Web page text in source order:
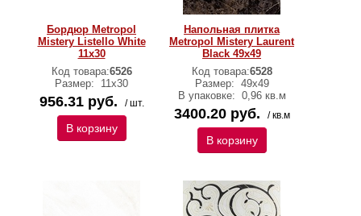
Бордюр Metropol
Mistery Listello White
11x30
Код товара:6526
Размер:
11x30
956.31 руб. / шт.
В корзину
Напольная плитка
Metropol Mistery Laurent
Black 49x49
Код товара:6528
Размер: 49x49
В упаковке: 0,96 кв.м
3400.20 руб. / кв.м
В корзину